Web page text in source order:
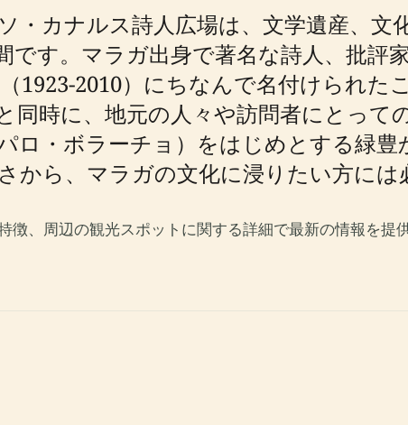
カナルス詩人広場は、文学遺産、文
す。マラガ出身で著名な詩人、批評
2010）にちなんで名付けられた
時に、地元の人々や訪問者にとって
ロ・ボラーチョ）をはじめとする緑豊
ら、マラガの文化に浸りたい方には
、周辺の観光スポットに関する詳細で最新の情報を提